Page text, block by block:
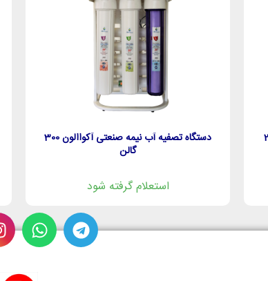
200 دستگاه تصفیه آب نیمه صنعتی آکواالون 300
گالن
استعلام گرفته شود